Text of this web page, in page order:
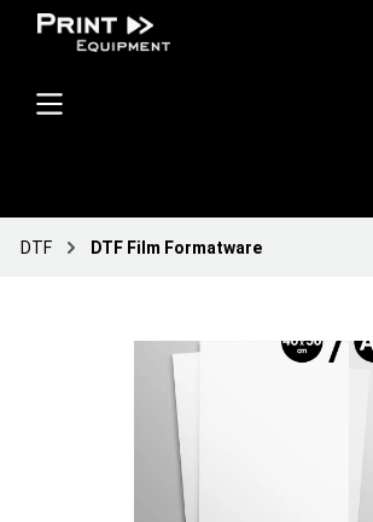
DTF DTF Film Formatware